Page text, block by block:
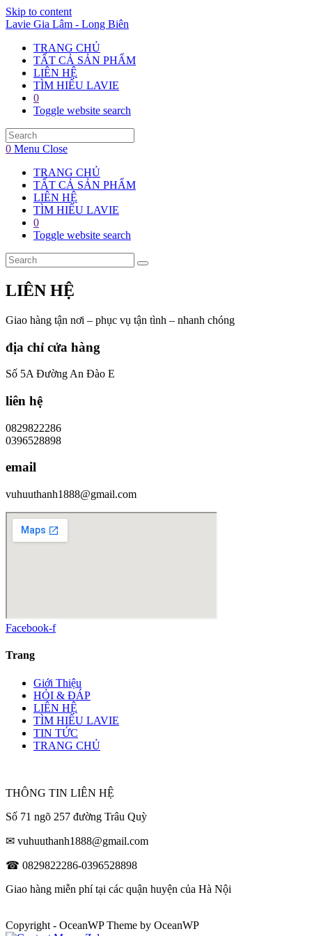
Skip to content
Lavie Gia Lâm - Long Biên
TRANG CHỦ
TẤT CẢ SẢN PHẨM
LIÊN HỆ
TÌM HIỂU LAVIE
0
Toggle website search
0 Menu Close
TRANG CHỦ
TẤT CẢ SẢN PHẨM
LIÊN HỆ
TÌM HIỂU LAVIE
0
Toggle website search
LIÊN HỆ
Giao hàng tận nơi – phục vụ tận tình – nhanh chóng
địa chỉ cửa hàng
Số 5A Đường An Đào E
liên hệ
0829822286
0396528898
email
vuhuuthanh1888@gmail.com
Facebook-f
Trang
Giới Thiệu
HỎI & ĐÁP
LIÊN HỆ
TÌM HIỂU LAVIE
TIN TỨC
TRANG CHỦ
THÔNG TIN LIÊN HỆ
Số 71 ngõ 257 đường Trâu Quỳ
✉ vuhuuthanh1888@gmail.com
☎ 0829822286-0396528898
Giao hàng miễn phí tại các quận huyện của Hà Nội
Copyright - OceanWP Theme by OceanWP